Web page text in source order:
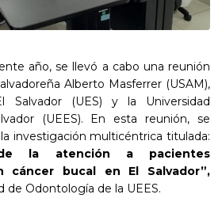
año, se llevó a cabo una reunión
Alberto Masferrer (USAM),
Salvador (UES) y la Universidad
(UEES). En esta reunión, se
investigación multicéntrica titulada:
de la atención a pacientes
cáncer bucal en El Salvador”,
de Odontología de la UEES.